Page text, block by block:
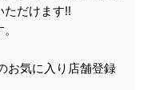
ただけます!!
お気に入り店舗登録